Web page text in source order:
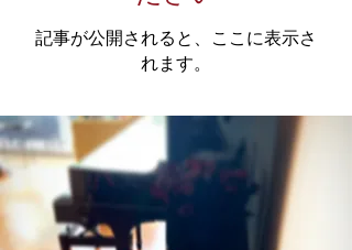
記事が公開されると、ここに表示さ
れます。